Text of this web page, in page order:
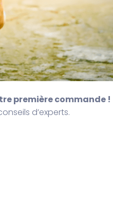
première commande !
d’experts.